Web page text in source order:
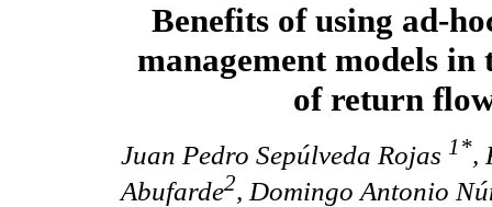
Benefits of using ad-
management models in
of return
Juan Pedro Sepúlveda Rojas 1*,
Abufarde2, Domingo Antonio